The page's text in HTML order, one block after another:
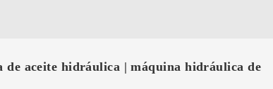
de aceite hidráulica | máquina hidráulica de